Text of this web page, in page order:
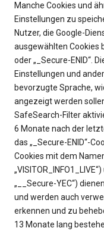
Manche Cookies und
Einstellungen zu
Nutzer, die Google-
ausgewählten Cookies
oder „_Secure-ENID“.
Einstellungen und
bevorzugte Sprache,
angezeigt werden
SafeSearch-Filter
6 Monate nach der
das „_Secure-ENID“-
Cookies mit dem
„__Secure-YEC“)
und werden auch
erkennen und zu
13 Monate lang